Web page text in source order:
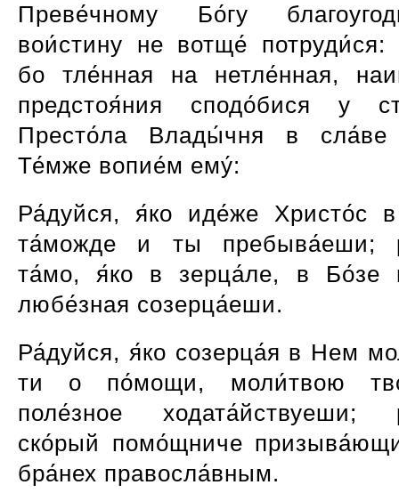
Преве́чному Бо́гу
вои́стину не вотще́ потруди́ся:
бо тле́нная на нетле́нная,
предстоя́ния сподо́бися у
Престо́ла Влады́чня в сла́ве
Те́мже вопие́м ему́:
Ра́дуйся, я́ко иде́же Христо́с
та́можде и ты пребыва́еши;
та́мо, я́ко в зерца́ле, в Бо́зе
любе́зная созерца́еши.
Ра́дуйся, я́ко созерца́я в Нем
ти о по́мощи, моли́твою
поле́зное ходата́йствуеши;
ско́рый помо́щниче
бра́нех правосла́вным.